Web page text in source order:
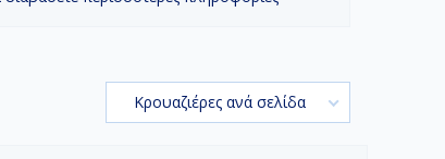
Κρουαζιέρες ανά σελίδα